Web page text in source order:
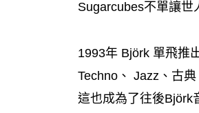
Sugarcubes不單讓世
1993年 Björk 單飛推
Techno、 Jazz、古
這也成為了往後Björk